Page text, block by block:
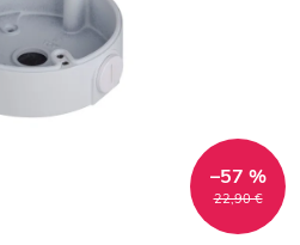
22,90 €
–57 %